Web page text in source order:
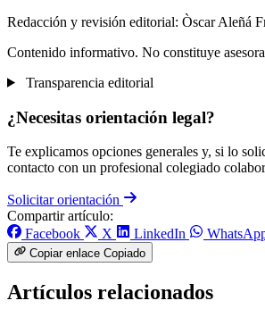
Redacción y revisión editorial: Òscar Aleñá
Contenido informativo. No constituye
Transparencia editorial
¿Necesitas orientación legal?
Te explicamos opciones generales y, si lo
contacto con un profesional colegiado
Solicitar orientación
Compartir artículo:
Facebook
X LinkedIn
Copiar enlace Copiado
Artículos relacionados